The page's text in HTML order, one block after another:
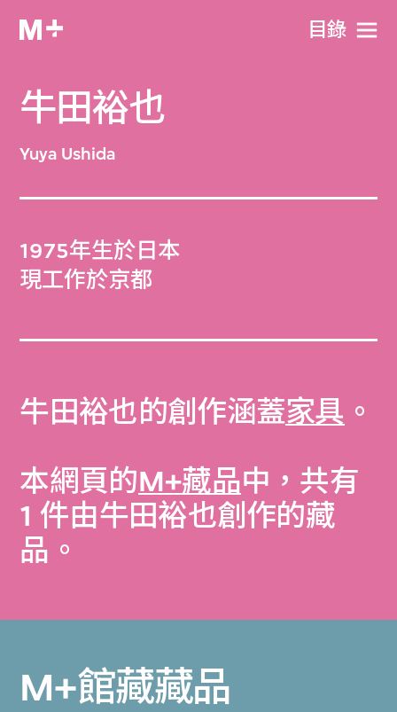
目​錄
牛田裕也
Yuya Ushida
1975年生於日本
現工作於京都
牛田裕也的創作涵蓋家具 。
本網頁的M+藏品中，共有
1 件由牛田裕也創作的藏
品。
M+館藏藏品